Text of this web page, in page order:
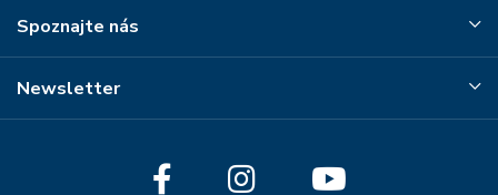
Spoznajte nás
Newsletter